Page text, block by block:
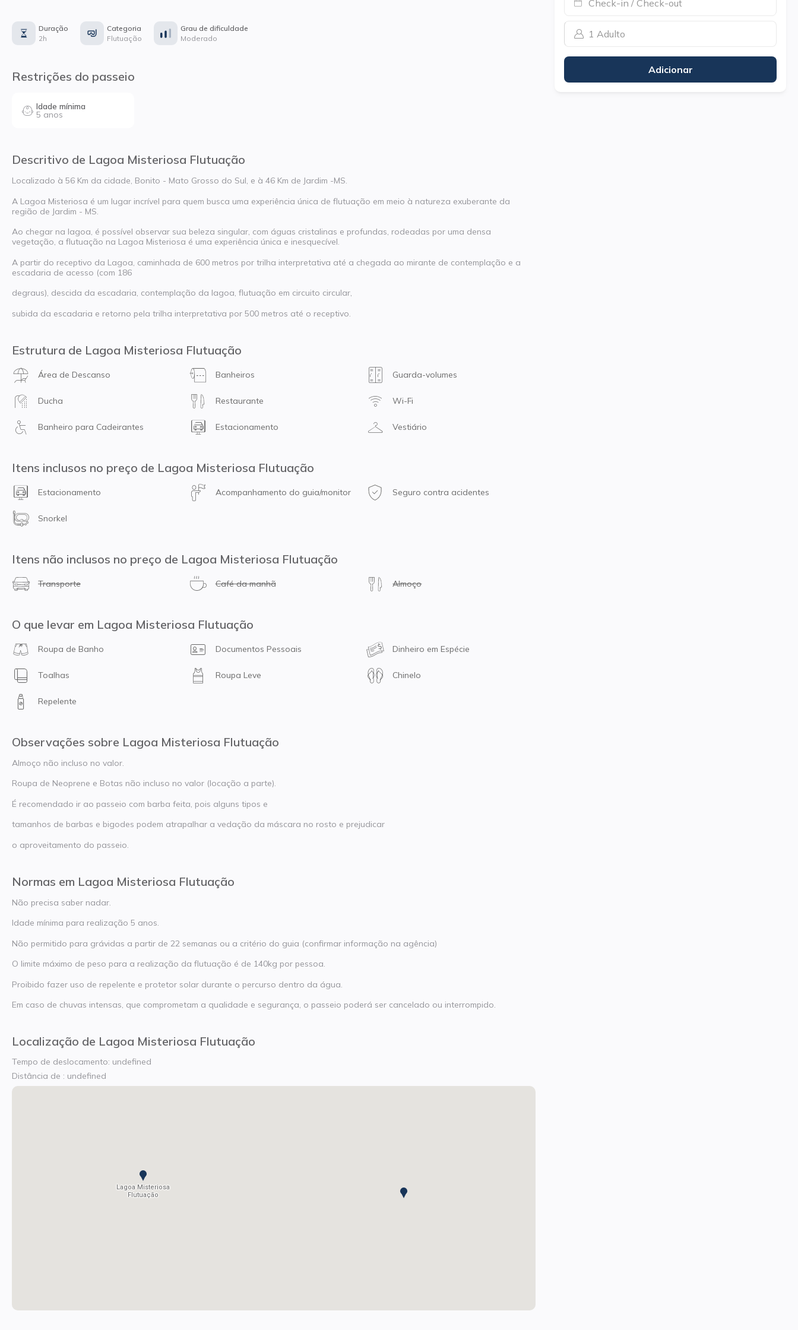
Duração
2h
Categoria
Flutuação
Grau de dificuldade
Moderado
Restrições do passeio
Idade mínima
5 anos
Descritivo de Lagoa Misteriosa Flutuação
Localizado à 56 Km da cidade, Bonito - Mato Grosso do Sul, e à 46 Km de Jardim -MS.
A Lagoa Misteriosa é um lugar incrível para quem busca uma experiência única de flutuação em meio à natureza exuberante da
região de Jardim - MS.
Ao chegar na lagoa, é possível observar sua beleza singular, com águas cristalinas e profundas, rodeadas por uma densa
vegetação, a flutuação na Lagoa Misteriosa é uma experiência única e inesquecível.
A partir do receptivo da Lagoa, caminhada de 600 metros por trilha interpretativa até a chegada ao mirante de contemplação e a
escadaria de acesso (com 186
degraus), descida da escadaria, contemplação da lagoa, flutuação em circuito circular,
subida da escadaria e retorno pela trilha interpretativa por 500 metros até o receptivo.
Estrutura de Lagoa Misteriosa Flutuação
Área de Descanso Banheiros Guarda-volumes
Ducha Restaurante Wi-Fi
Banheiro para Cadeirantes Estacionamento Vestiário
Itens inclusos no preço de Lagoa Misteriosa Flutuação
Estacionamento Acompanhamento do guia/monitor Seguro contra acidentes
Snorkel
Itens não inclusos no preço de Lagoa Misteriosa Flutuação
Transporte Café da manhã Almoço
O que levar em Lagoa Misteriosa Flutuação
Roupa de Banho Documentos Pessoais Dinheiro em Espécie
Toalhas Roupa Leve Chinelo
Repelente
Observações sobre Lagoa Misteriosa Flutuação
Almoço não incluso no valor.
Roupa de Neoprene e Botas não incluso no valor (locação a parte).
É recomendado ir ao passeio com barba feita, pois alguns tipos e
tamanhos de barbas e bigodes podem atrapalhar a vedação da máscara no rosto e prejudicar
o aproveitamento do passeio.
Normas em Lagoa Misteriosa Flutuação
Não precisa saber nadar.
Idade mínima para realização 5 anos.
Não permitido para grávidas a partir de 22 semanas ou a critério do guia (confirmar informação na agência)
O limite máximo de peso para a realização da flutuação é de 140kg por pessoa.
Proibido fazer uso de repelente e protetor solar durante o percurso dentro da água.
Em caso de chuvas intensas, que comprometam a qualidade e segurança, o passeio poderá ser cancelado ou interrompido.
Localização de Lagoa Misteriosa Flutuação
Tempo de deslocamento: undefined
Distância de : undefined
Lagoa Misteriosa
Flutuação
Check-in / Check-out
1 Adulto
Adicionar